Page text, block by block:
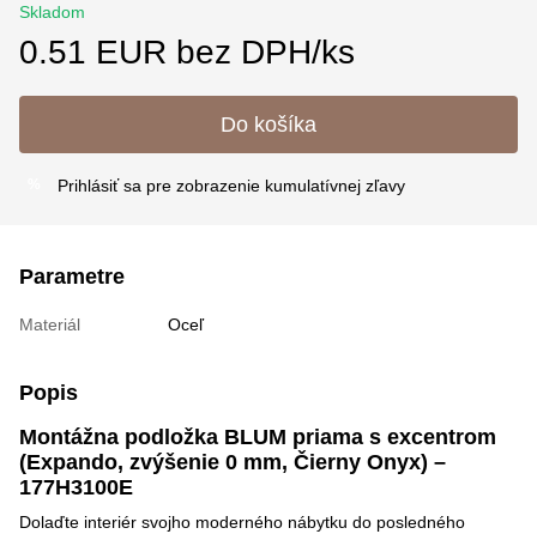
Skladom
0.51 EUR bez DPH/ks
Do košíka
Prihlásiť sa pre zobrazenie kumulatívnej zľavy
Parametre
Materiál Oceľ
Popis
Montážna podložka BLUM priama s excentrom
(Expando, zvýšenie 0 mm, Čierny Onyx) –
177H3100E
Dolaďte interiér svojho moderného nábytku do posledného